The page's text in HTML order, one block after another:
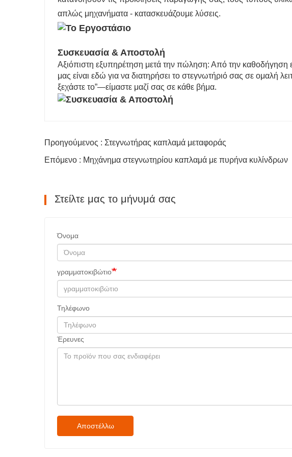
απλώς μηχανήματα - κατασκευάζουμε λύσεις.
Συσκευασία & Αποστολή
Αξιόπιστη εξυπηρέτηση μετά την πώληση: Από την καθοδήγηση
μας είναι εδώ για να διατηρήσει το στεγνωτήριό σας σε ομαλή
ξεχάστε το”—είμαστε μαζί σας σε κάθε βήμα.
Προηγούμενος : Στεγνωτήρας καπλαμά μεταφοράς
Επόμενο : Μηχάνημα στεγνωτηρίου καπλαμά με πυρήνα κυλίνδρων
Στείλτε μας το μήνυμά σας
Όνομα
γραμματοκιβώτιο
Τηλέφωνο
Έρευνες
Αποστέλλω